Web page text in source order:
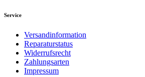
Service
Versandinformation
Reparaturstatus
Widerrufsrecht
Zahlungsarten
Impressum